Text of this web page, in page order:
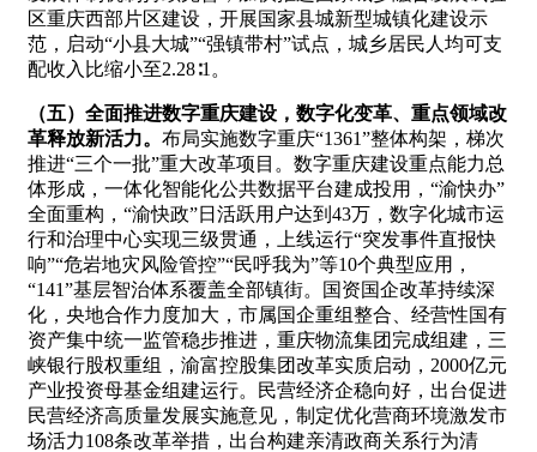
区重庆西部片区建设，开展国家县城新型城镇化建设示
范，启动“小县大城”“强镇带村”试点，城乡居民人均可支
配收入比缩小至2.28∶1。
（五）全面推进数字重庆建设，数字化变革、重点领域改
革释放新活力。 布局实施数字重庆“1361”整体构架，梯次
推进“三个一批”重大改革项目。数字重庆建设重点能力总
体形成，一体化智能化公共数据平台建成投用，“渝快办”
全面重构，“渝快政”日活跃用户达到43万，数字化城市运
行和治理中心实现三级贯通，上线运行“突发事件直报快
响”“危岩地灾风险管控”“民呼我为”等10个典型应用，
“141”基层智治体系覆盖全部镇街。国资国企改革持续深
化，央地合作力度加大，市属国企重组整合、经营性国有
资产集中统一监管稳步推进，重庆物流集团完成组建，三
峡银行股权重组，渝富控股集团改革实质启动，2000亿元
产业投资母基金组建运行。民营经济企稳向好，出台促进
民营经济高质量发展实施意见，制定优化营商环境激发市
场活力108条改革举措，出台构建亲清政商关系行为清